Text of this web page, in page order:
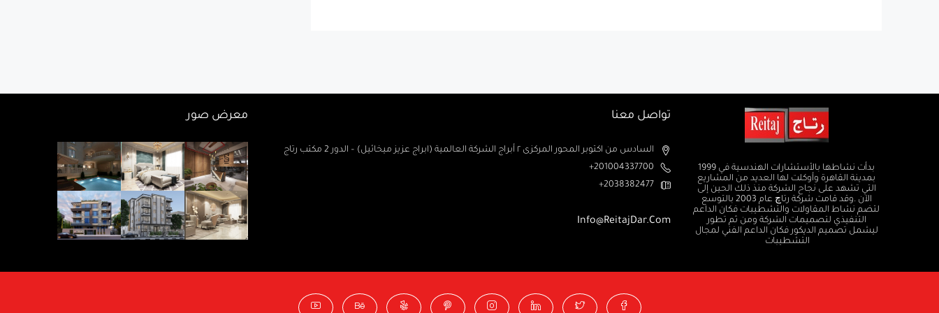
بدأت نشاطها بالأستشارات الهندسية في 1999
بمدينة القاهرة وأوكلت لها العديد من المشاريع
التي تشهد على نجاح الشركة منذ ذلك الحين إلى
الآن .وقد قامت شركة رتاچ عام 2003 بالتوسع
لتضم نشاط المقاولات والتشطيبات فكان الداعم
التنفيذي لتصميمات الشركة ومن ثم تطور
ليشمل تصميم الديكور فكان الداعم الفني لمجال
التشطيبات
تواصل معنا
السادس من اكتوبر المحور المركزى ٢ أبراج الشركة العالمية (ابراج عزيز ميخائيل) – الدور 2 مكتب رتاج
201004337700+
2038382477+
Info@ReitajDar.com
معرض صور